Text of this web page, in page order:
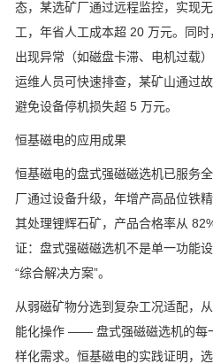
态，某选矿厂通过远程监控，实现
工，年省人工成本超 20 万元。同时
出现异常（如磁盘卡滞、电机过载
运维人员可快速排查，某矿山通过
避免设备停机损失超 5 万元。
恒基磁电的应用成果
恒基磁电的盘式强磁磁选机已服务
厂通过设备升级，年增产高品位铁
其处理锂辉石矿，产品合格率从
证：盘式强磁磁选机不是单一功能
“综合解决方案”。
从弱磁矿物分选到复杂工况适配，
能化操作 —— 盘式强磁磁选机的每
样化需求。恒基磁电的实践证明，